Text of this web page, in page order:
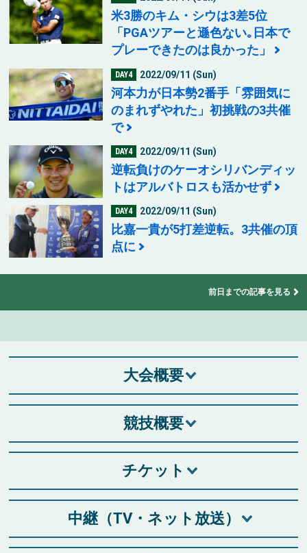
米3勝のキム・シウは3差5位
「PGAツアーと遜色ない｡日本で
プレーできたのは良かった」
DAY4 2022/09/11 (Sun)
河本力が日本勢2番手「雰囲気に
のまれずやれた」初挑戦の3共催
で
DAY4 2022/09/11 (Sun)
逆転負けのケーオシリバンディッ
トはアルバトロスも活かせず
DAY4 2022/09/11 (Sun)
比嘉一貴が5打差逆転。3共催の頂
点に
前日までの記事を見る
大会概要
競技概要
チケット
中継（TV・ネット放送）